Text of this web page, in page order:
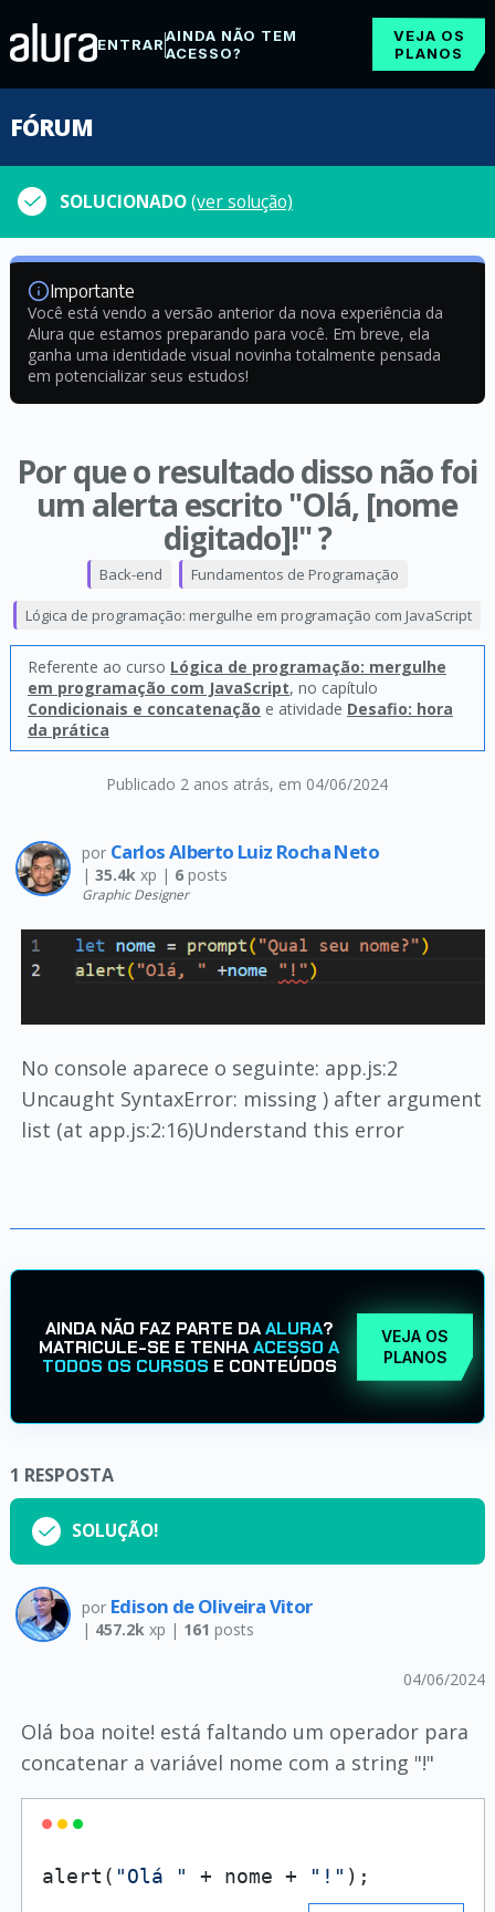
ENTRARAINDA NÃO TEM
ACESSO?
VEJA OS
PLANOS
FÓRUM
SOLUCIONADO(ver solução)
Importante
Você está vendo a versão anterior da nova experiência da
Alura que estamos preparando para você. Em breve, ela
ganha uma identidade visual novinha totalmente pensada
em potencializar seus estudos!
Por que o resultado disso não foi
um alerta escrito "Olá, [nome
digitado]!" ?
Publicado 2 anos atrás, em 04/06/2024
Back-end Fundamentos de Programação
Lógica de programação: mergulhe em programação com JavaScript
Referente ao curso Lógica de programação: mergulhe
em programação com JavaScript, no capítulo
Condicionais e concatenação e atividade Desafio: hora
da prática
por Carlos Alberto Luiz Rocha Neto
| 35.4kxp | 6posts
Graphic Designer
No console aparece o seguinte: app.js:2
Uncaught SyntaxError: missing ) after argument
list (at app.js:2:16)Understand this error
AINDA NÃO FAZ PARTE DAALURA?
MATRICULE-SE E TENHAACESSO A
TODOS OS CURSOS E CONTEÚDOS
VEJA OS
PLANOS
1 RESPOSTA
SOLUÇÃO!
por Edison de Oliveira Vitor
| 457.2kxp | 161 posts
04/06/2024
Olá boa noite! está faltando um operador para
concatenar a variável nome com a string "!"
alert( "Olá " + nome + "!"